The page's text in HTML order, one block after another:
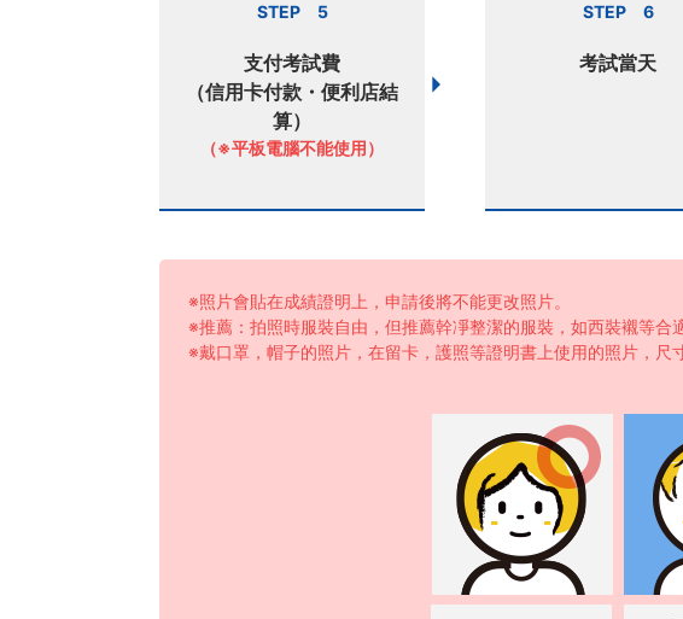
STEP 5
支付考試費
（信用卡付款・便利店結
算）
（※平板電腦不能使用）
STEP 6
考試當天
※照片會貼在成績證明上，申請後將不能更改照片。
※推薦：拍照時服裝自由，但推薦幹凈整潔的服裝，如西裝襯等合
※戴口罩，帽子的照片，在留卡，護照等證明書上使用的照片，尺